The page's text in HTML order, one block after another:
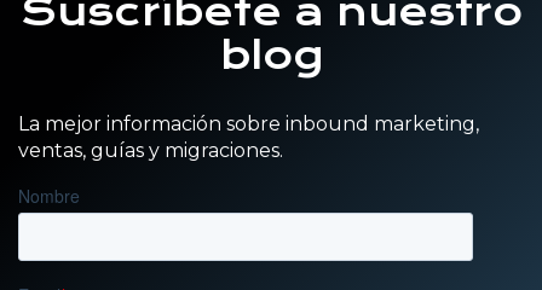
Suscríbete a nuestro
blog
La mejor información sobre inbound marketing,
ventas, guías y migraciones.